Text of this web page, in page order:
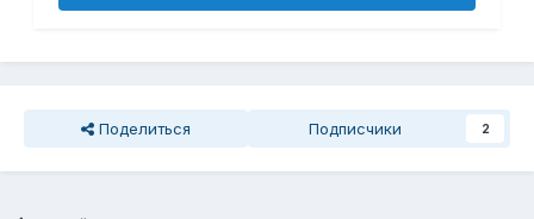
Поделиться Подписчики 2